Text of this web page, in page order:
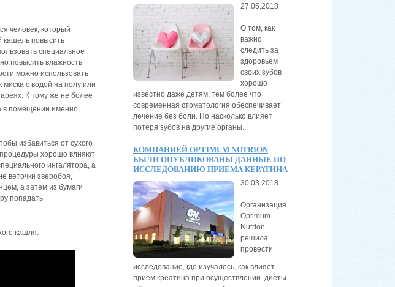
человек, который
кашель повысить
специальное
повысить влажность
можно использовать
с водой на полу или
К тому же не более
в помещении именно
избавиться от сухого
хорошо влияют
ингалятора, а
веточки зверобоя,
а затем из бумаги
попадать
кашля.
27.05.2018
О том, как
важно
следить за
здоровьем
своих зубов
хорошо
известно даже детям, тем более что
современная стоматология обеспечивает
лечение без боли. Но насколько влияет
потеря зубов на другие органы...
КОМПАНИЕЙ OPTIMUM NUTRION
БЫЛИ ОПУБЛИКОВАНЫ ДАННЫЕ ПО
ИССЛЕДОВАНИЮ ПРИЕМА КЕРАТИНА
30.03.2018
Организация
Optimum
Nutrion
решила
провести
исследование, где изучалось, как влияет
прием креатина при осуществлении диеты